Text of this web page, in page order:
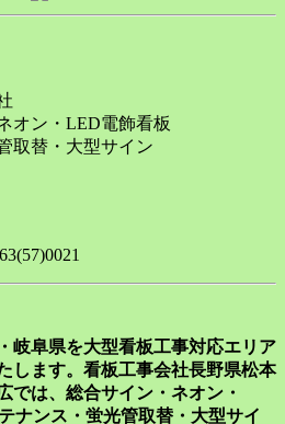
オン・LED電飾看板
取替・大型サイン
岐阜県を大型看板工事対応エリア
します。看板工事会社長野県松本
では、総合サイン・ネオン・
ナンス・蛍光管取替・大型サイ